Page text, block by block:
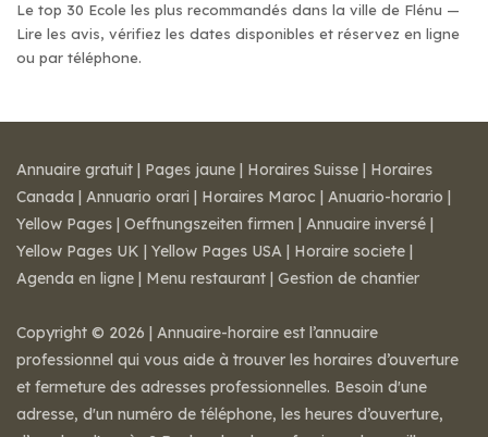
Le top 30 Ecole les plus recommandés dans la ville de Flénu —
Lire les avis, vérifiez les dates disponibles et réservez en ligne
ou par téléphone.
Annuaire gratuit | Pages jaune | Horaires Suisse | Horaires
Canada | Annuario orari | Horaires Maroc | Anuario-horario |
Yellow Pages | Oeffnungszeiten firmen | Annuaire inversé |
Yellow Pages UK | Yellow Pages USA | Horaire societe |
Agenda en ligne | Menu restaurant | Gestion de chantier
Copyright © 2026 | Annuaire-horaire est l’annuaire
professionnel qui vous aide à trouver les horaires d’ouverture
et fermeture des adresses professionnelles. Besoin d'une
adresse, d'un numéro de téléphone, les heures d’ouverture,